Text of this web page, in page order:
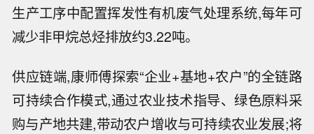
生产工序中配置挥发性有机废气处理系统,每年可
减少非甲烷总烃排放约3.22吨。
供应链端,康师傅探索“企业+基地+农户”的全链路
可持续合作模式,通过农业技术指导、绿色原料采
购与产地共建,带动农户增收与可持续农业发展;将